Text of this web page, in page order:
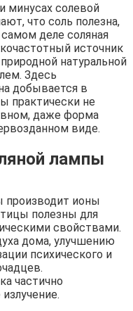
минусах солевой
что соль полезна,
деле соляная
источник
натуральной
Здесь
добывается в
практически не
даже форма
виде.
лампы
производит ионы
полезны для
свойствами.
дома, улучшению
психического и
частично